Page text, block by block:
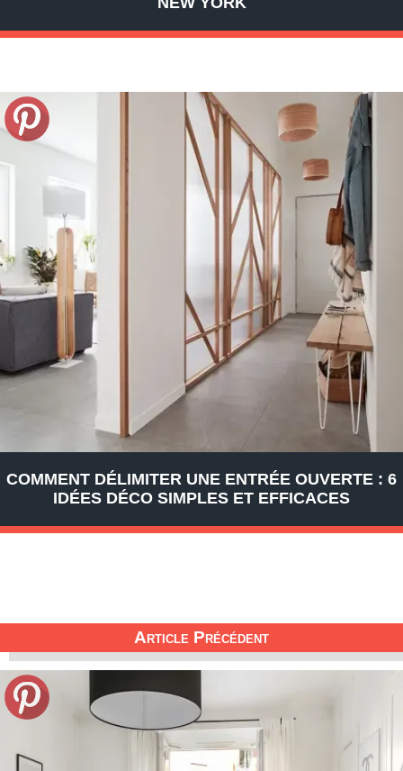
COMMENT DÉLIMITER UNE ENTRÉE OUVERTE : 6
IDÉES DÉCO SIMPLES ET EFFICACES
Article Précédent